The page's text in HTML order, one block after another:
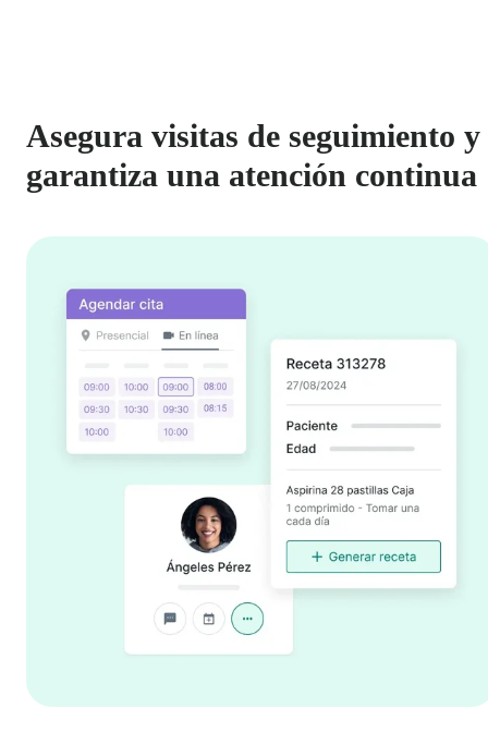
Asegura visitas de seguimiento y
garantiza una atención continua